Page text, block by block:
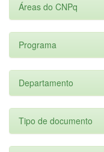
Áreas do CNPq
Programa
Departamento
Tipo de documento